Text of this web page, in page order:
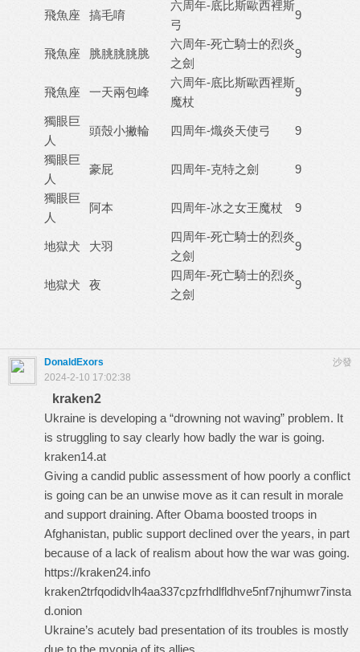
飛魚座 搞毛唷
六周年-底比斯歐西裡斯
弓
9
飛魚座 脁朓朓朓脁
六周年-死亡騎士的烈炎
之劍
9
飛魚座 一天兩包峰
六周年-底比斯歐西裡斯
魔杖
9
獨眼巨
人
頭殼小撇輪 四周年-熾炎天使弓 9
獨眼巨
人
豪屁 四周年-克特之劍 9
獨眼巨
人
阿本 四周年-冰之女王魔杖 9
地獄犬 大羽
四周年-死亡騎士的烈炎
之劍
9
地獄犬 夜
四周年-死亡騎士的烈炎
之劍
9
沙發
DonaldExors
2024-2-10 17:02:38
kraken2
Ukraine is developing a “drowning not waving” problem. It
is struggling to say clearly how badly the war is going.
kraken14.at
Giving a candid public assessment of how poorly a conflict
is going can be an unwise move as it can result in morale
and support draining. After Obama boosted troops in
Afghanistan, public support declined over the years, in part
because of a lack of realism about how the war was going.
https://kraken24.info
kraken2trfqodidvlh4aa337cpzfrhdlfldhve5nf7njhumwr7insta
d.onion
Ukraine’s acutely bad presentation of its troubles is mostly
due to the myopia of its allies.